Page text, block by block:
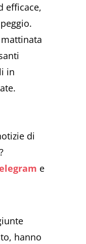
efficace,
in
di
e
hanno